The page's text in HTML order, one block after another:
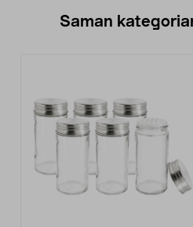
Saman